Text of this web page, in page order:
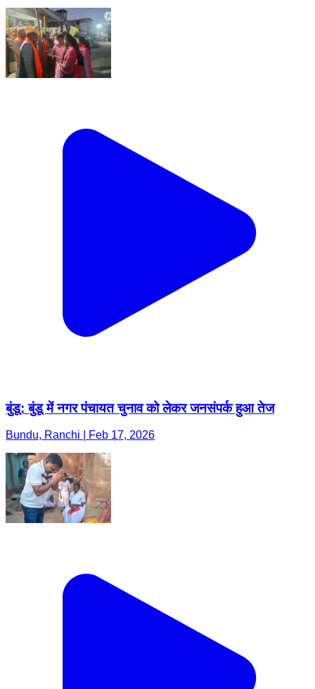
बुंडू: बुंडू में नगर पंचायत चुनाव को लेकर जनसंपर्क हुआ तेज
Bundu, Ranchi | Feb 17, 2026